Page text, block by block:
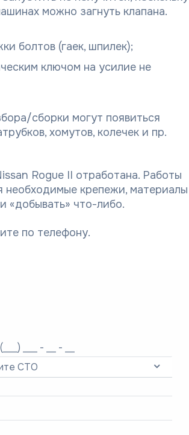
можно загнуть клапана.
болтов (гаек, шпилек);
ключом на усилие не
сборки могут появиться
хомутов, колечек и пр.
Rogue II отработана. Работы
необходимые крепежи, материалы
«добывать» что-либо.
по телефону.
СТО